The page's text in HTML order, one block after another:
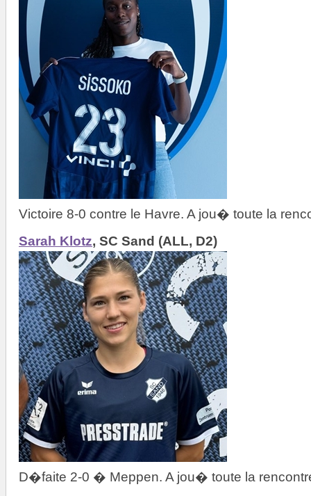
Victoire 8-0 contre le Havre. A jou� toute la
Sarah Klotz, SC Sand (ALL, D2)
D�faite 2-0 � Meppen. A jou� toute la